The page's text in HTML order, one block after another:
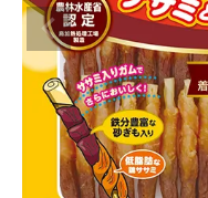
ご利用案内
ACCOUNT MENU
ようこそ ゲスト 様
ログイン